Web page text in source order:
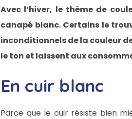
Avec l’hiver, le thème de
canapé blanc. Certains le
inconditionnels de la couleur
le ton et laissent aux
En cuir blanc
Parce que le cuir résiste bien